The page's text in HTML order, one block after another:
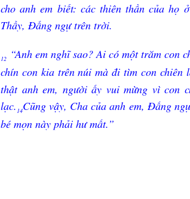
cho anh em biết: các thiên thần của họ
Thầy, Đấng ngự trên trời.
12
“Anh em nghĩ sao? Ai có một trăm con
chín con kia trên núi mà đi tìm con chiên
thật anh em, người ấy vui mừng vì con
lạc. 14Cũng vậy, Cha của anh em, Đấng
bé mọn này phải hư mất.”